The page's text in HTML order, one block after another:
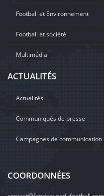
Football et Environnement
Football et société
Multimédia
ACTUALITÉS
Actualités
Communiqués de presse
Campagnes de communication
COORDONNÉES